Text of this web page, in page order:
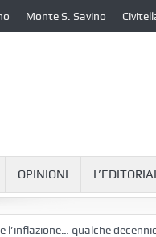
Monte S. Savino
OPINIONI
qualche decennio fa